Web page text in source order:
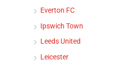
Everton FC
Ipswich Town
Leeds United
Leicester